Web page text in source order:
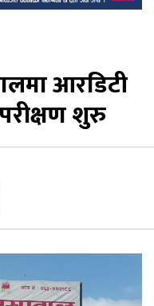
आरडिटी
परीक्षण शुरु